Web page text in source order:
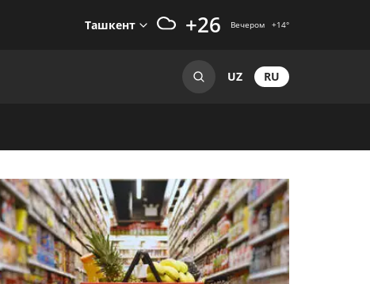
Ташкент +26 Вечером +14°
UZ RU